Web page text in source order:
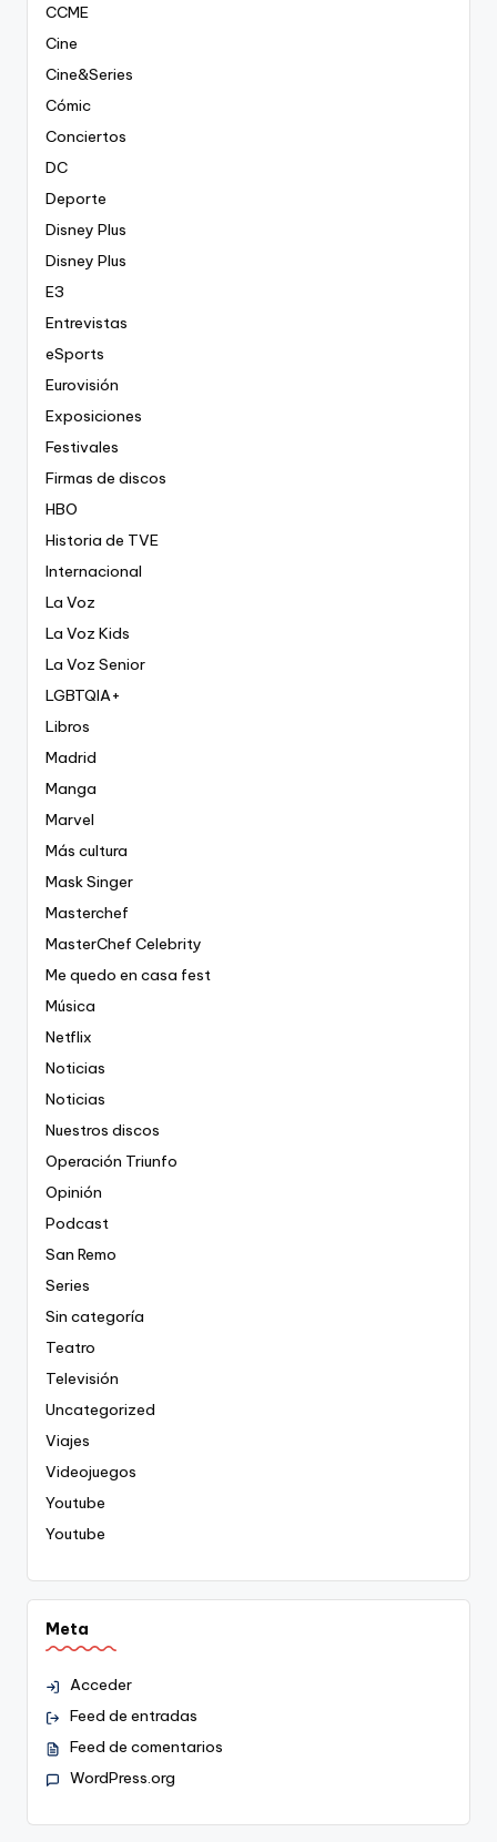
CCME
Cine
Cine&Series
Cómic
Conciertos
DC
Deporte
Disney Plus
Disney Plus
E3
Entrevistas
eSports
Eurovisión
Exposiciones
Festivales
Firmas de discos
HBO
Historia de TVE
Internacional
La Voz
La Voz Kids
La Voz Senior
LGBTQIA+
Libros
Madrid
Manga
Marvel
Más cultura
Mask Singer
Masterchef
MasterChef Celebrity
Me quedo en casa fest
Música
Netflix
Noticias
Noticias
Nuestros discos
Operación Triunfo
Opinión
Podcast
San Remo
Series
Sin categoría
Teatro
Televisión
Uncategorized
Viajes
Videojuegos
Youtube
Youtube
Meta
Acceder
Feed de entradas
Feed de comentarios
WordPress.org